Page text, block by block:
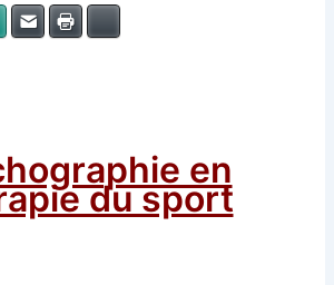
WhatsApp
E-mail
en
du sport